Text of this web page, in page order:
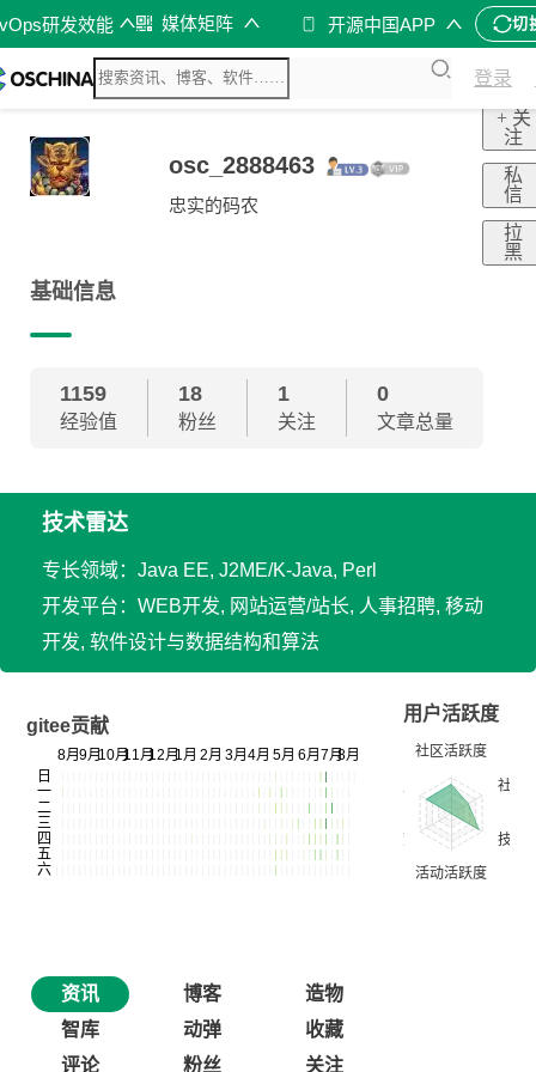
研发效能 媒体矩阵 开源中国APP 切
登录
osc_2888463
忠实的码农
+ 关
注
私
信
拉
黑
基础信息
1159
经验值
18
粉丝
1
关注
0
文章总量
技术雷达
专长领域：Java EE, J2ME/K-Java, Perl
开发平台：WEB开发, 网站运营/站长, 人事招聘, 移动
开发, 软件设计与数据结构和算法
gitee贡献
用户活跃度
资讯 博客
造物
智库
动弹
收藏
评论
粉丝 关注